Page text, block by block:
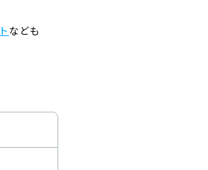
なども